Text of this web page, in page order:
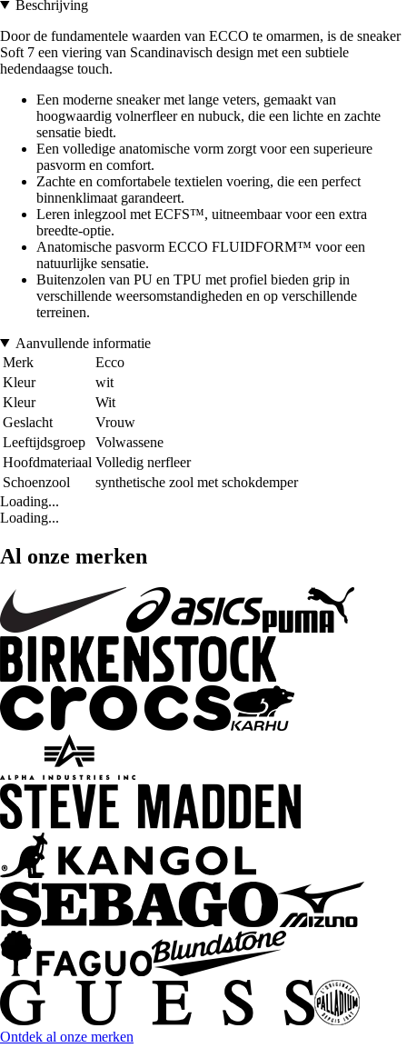
Beschrijving
Door de fundamentele waarden van ECCO te omarmen, is de sneaker
Soft 7 een viering van Scandinavisch design met een subtiele
hedendaagse touch.
Een moderne sneaker met lange veters, gemaakt van
hoogwaardig volnerfleer en nubuck, die een lichte en zachte
sensatie biedt.
Een volledige anatomische vorm zorgt voor een superieure
pasvorm en comfort.
Zachte en comfortabele textielen voering, die een perfect
binnenklimaat garandeert.
Leren inlegzool met ECFS™, uitneembaar voor een extra
breedte-optie.
Anatomische pasvorm ECCO FLUIDFORM™ voor een
natuurlijke sensatie.
Buitenzolen van PU en TPU met profiel bieden grip in
verschillende weersomstandigheden en op verschillende
terreinen.
Aanvullende informatie
Merk
Ecco
Kleur
wit
Kleur
Wit
Geslacht
Vrouw
Leeftijdsgroep
Volwassene
Hoofdmateriaal Volledig nerfleer
Schoenzool
synthetische zool met schokdemper
Loading...
Loading...
Al onze merken
Ontdek al onze merken